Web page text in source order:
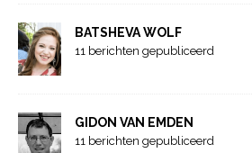
BATSHEVA WOLF
11 berichten gepubliceerd
GIDON VAN EMDEN
11 berichten gepubliceerd